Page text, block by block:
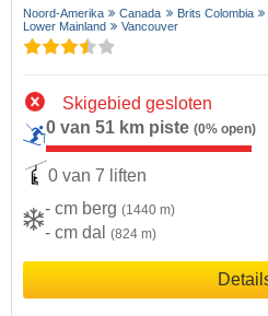
Noord-Amerika Canada Brits Colombia
Lower Mainland
Vancouver
Skigebied gesloten
0 van 51 km piste (0% open)
0 van 7 liften
- cm berg (1440 m)
- cm dal (824 m)